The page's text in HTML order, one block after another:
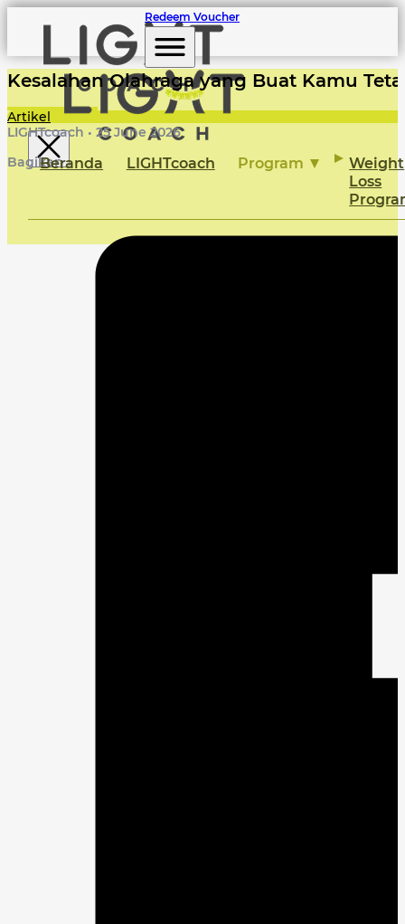
Redeem Voucher
Beranda LIGHTcoach Program
Weight
Loss
Kesalahan Olahraga yang Buat Kamu
Artikel
LIGHTcoach • 25 June 2026
Bagikan